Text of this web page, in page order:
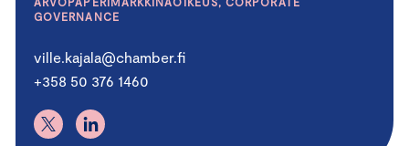
GOVERNANCE
ville.kajala@chamber.fi
+358 50 376 1460